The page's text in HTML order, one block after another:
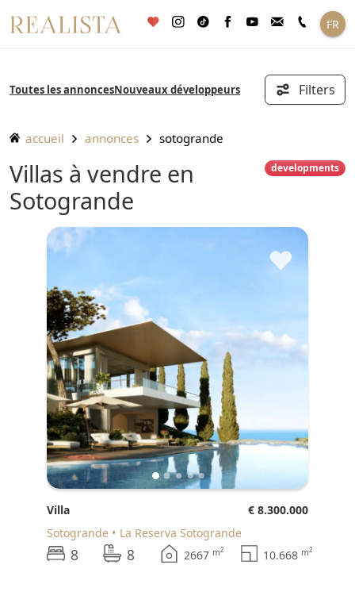
au
FR
Toutes les annonces Nouveaux développeurs Filters
accueil annonces sotogrande
developments
Villas à vendre en
Sotogrande
♥
Villa
€ 8.300.000
Sotogrande
La Reserva Sotogrande
8 8 2667 m2 10.668 m2